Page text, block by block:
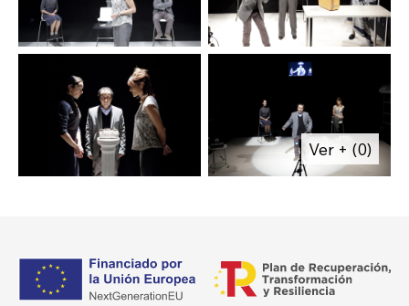
en directodonde el público vota al que
merece llevarse “el bolso” que contiene: un
cheque con 300.000 euros para uso
posmortem, una semana donde podrá
cumplir su sueño en vida y morir logrando la
fama. Todo por un sueño.
Ver + (0)